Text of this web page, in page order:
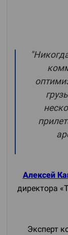
Алексей
директора
Эксперт